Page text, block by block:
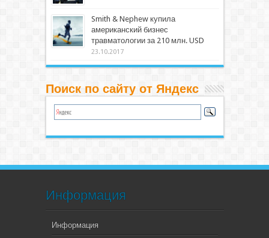
Smith & Nephew купила
американский бизнес
травматологии за 210 млн. USD
23.10.2017
Поиск по сайту от Яндекс
Информация
Информация